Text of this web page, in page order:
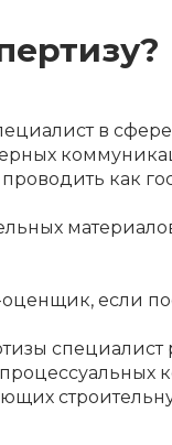
в
как
если
специалист